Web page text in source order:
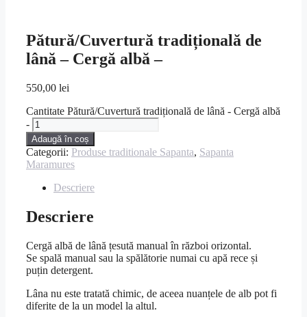
Pătură/Cuvertură tradițională de
lână – Cergă albă –
550,00 lei
Cantitate Pătură/Cuvertură tradițională de lână - Cergă albă
-
Adaugă în coș
Categorii: Produse traditionale Sapanta, Sapanta
Maramures
Descriere
Descriere
Cergă albă de lână țesută manual în război orizontal.
Se spală manual sau la spălătorie numai cu apă rece și
puțin detergent.
Lâna nu este tratată chimic, de aceea nuanțele de alb pot fi
diferite de la un model la altul.